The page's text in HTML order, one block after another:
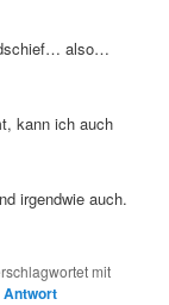
also…
kann ich auch
irgendwie auch.
mit
Antwort